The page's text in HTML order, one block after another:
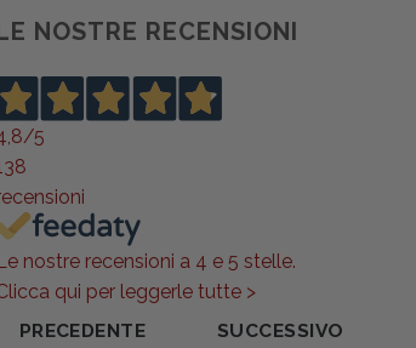
LE NOSTRE RECENSIONI
/5
nostre recensioni a 4 e 5 stelle.
qui per leggerle tutte >
PRECEDENTE
SUCCESSIVO